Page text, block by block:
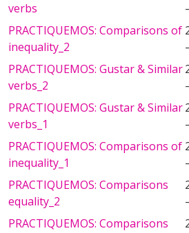
verbs
PRACTIQUEMOS: Comparisons of
inequality_2
PRACTIQUEMOS: Gustar & Similar
verbs_2
PRACTIQUEMOS: Gustar & Similar
verbs_1
PRACTIQUEMOS: Comparisons of
inequality_1
PRACTIQUEMOS: Comparisons
equality_2
PRACTIQUEMOS: Comparisons